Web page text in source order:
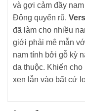
và gợi cảm đầy
Đông quyến rũ.
đã làm cho nhiều
giới phải mê mẫn
nam tính bởi gỗ kỳ
da thuộc. Khiến
xen lẫn vào bất cứ